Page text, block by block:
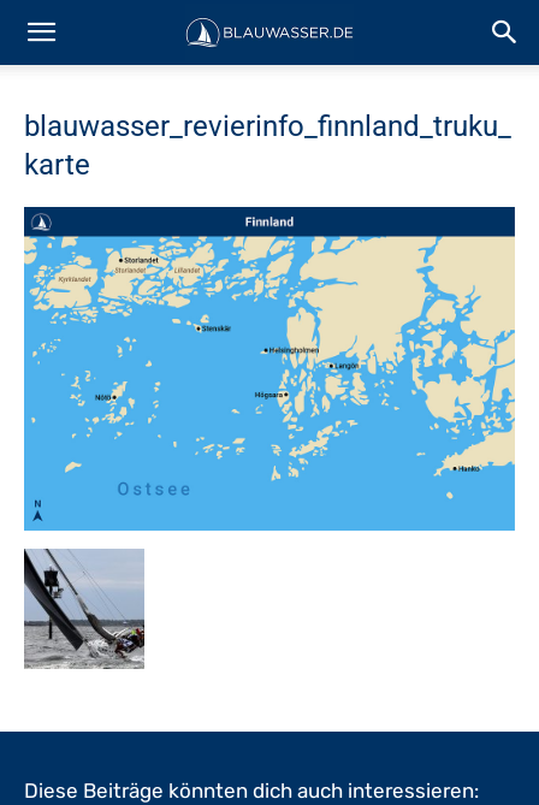
blauwasser_revierinfo_finnland_truku_
karte
Diese Beiträge könnten dich auch interessieren: